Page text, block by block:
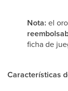
Nota: el
ficha de
Características